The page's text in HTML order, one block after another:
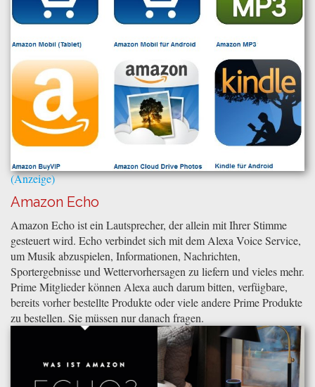
Amazon Echo
Amazon Echo ist ein Lautsprecher, der allein mit Ihrer Stimme
gesteuert wird. Echo verbindet sich mit dem Alexa Voice Service,
um Musik abzuspielen, Informationen, Nachrichten,
Sportergebnisse und Wettervorhersagen zu liefern und vieles mehr.
Prime Mitglieder können Alexa auch darum bitten, verfügbare,
bereits vorher bestellte Produkte oder viele andere Prime Produkte
zu bestellen. Sie müssen nur danach fragen.